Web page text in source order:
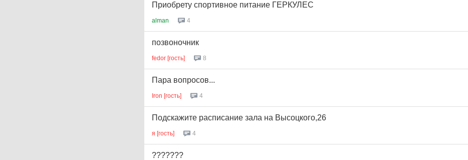
Приобрету спортивное питание ГЕРКУЛЕС
alman 4
позвоночник
fedor [гость] 8
Пара вопросов...
Iron [гость] 4
Подскажите расписание зала на Высоцкого,26
я [гость] 4
???????